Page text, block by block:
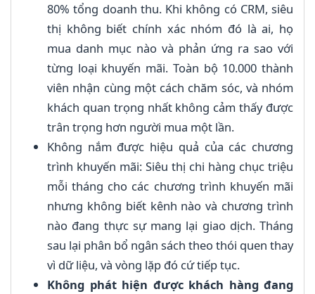
80% tổng doanh thu. Khi không có CRM, siêu
thị không biết chính xác nhóm đó là ai, họ
mua danh mục nào và phản ứng ra sao với
từng loại khuyến mãi. Toàn bộ 10.000 thành
viên nhận cùng một cách chăm sóc, và nhóm
khách quan trọng nhất không cảm thấy được
trân trọng hơn người mua một lần.
Không nắm được hiệu quả của các chương
trình khuyến mãi: Siêu thị chi hàng chục triệu
mỗi tháng cho các chương trình khuyến mãi
nhưng không biết kênh nào và chương trình
nào đang thực sự mang lại giao dịch. Tháng
sau lại phân bổ ngân sách theo thói quen thay
vì dữ liệu, và vòng lặp đó cứ tiếp tục.
Không phát hiện được khách hàng đang